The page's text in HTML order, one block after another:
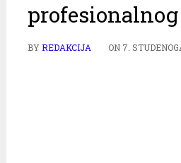
BYREDAKCIJA ON 7.